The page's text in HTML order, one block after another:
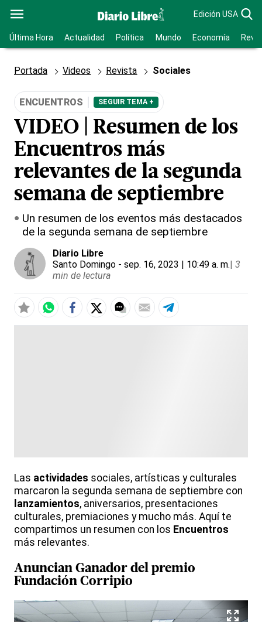
Edición USA
Última Hora Actualidad Política Mundo Economía
Portada Videos Revista Sociales
ENCUENTROS SEGUIR TEMA +
VIDEO | Resumen de los
Encuentros más
relevantes de la segunda
semana de septiembre
Un resumen de los eventos más destacados
de la segunda semana de septiembre
Diario Libre
Santo Domingo - sep. 16, 2023 | 10:49 a. m.| 3
min de lectura
Las actividades sociales, artísticas y culturales
marcaron la segunda semana de septiembre con
lanzamientos, aniversarios, presentaciones
culturales, premiaciones y mucho más. Aquí te
compartimos un resumen con los Encuentros
más relevantes.
Anuncian Ganador del premio
Fundación Corripio